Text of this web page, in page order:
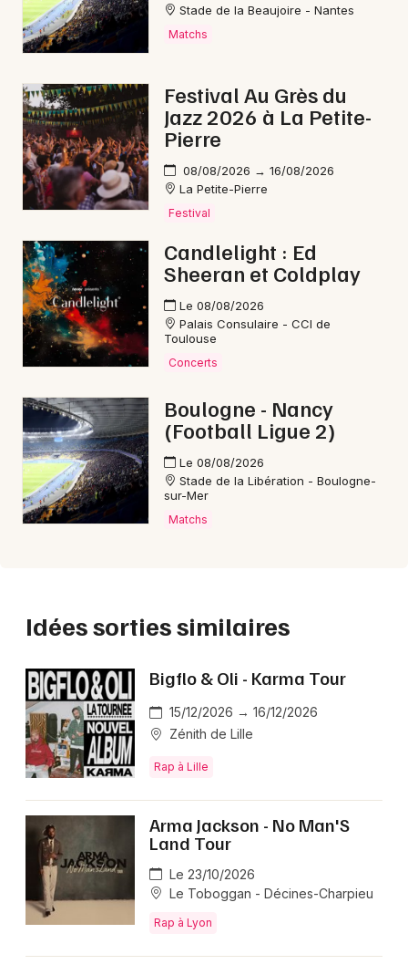
Stade de la Beaujoire - Nantes
Matchs
Festival Au Grès du
Jazz 2026 à La Petite-
Pierre
08/08/2026 → 16/08/2026
La Petite-Pierre
Festival
Candlelight : Ed
Sheeran et Coldplay
Le 08/08/2026
Palais Consulaire - CCI de
Toulouse
Concerts
Boulogne - Nancy
(Football Ligue 2)
Le 08/08/2026
Stade de la Libération - Boulogne-
sur-Mer
Matchs
Idées sorties similaires
Bigflo & Oli - Karma Tour
15/12/2026 → 16/12/2026
Zénith de Lille
Rap à Lille
Arma Jackson - No Man'S
Land Tour
Le 23/10/2026
Le Toboggan - Décines-Charpieu
Rap à Lyon